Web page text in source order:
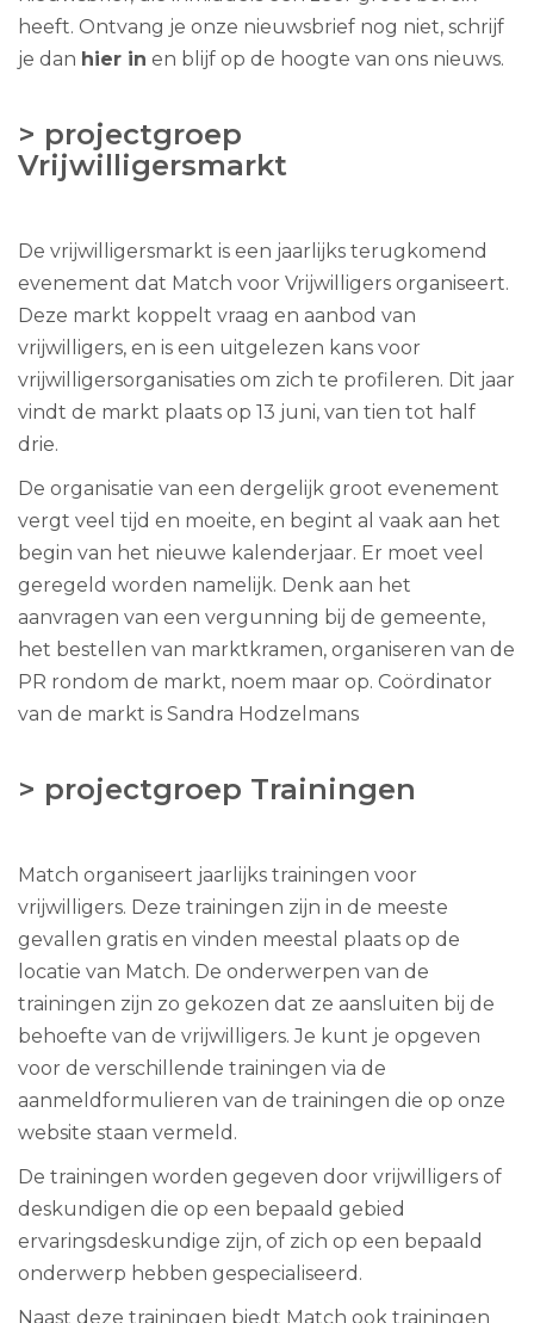
heeft. Ontvang je onze nieuwsbrief nog niet, schrijf
je dan hier in en blijf op de hoogte van ons nieuws.
> projectgroep
Vrijwilligersmarkt
De vrijwilligersmarkt is een jaarlijks terugkomend
evenement dat Match voor Vrijwilligers organiseert.
Deze markt koppelt vraag en aanbod van
vrijwilligers, en is een uitgelezen kans voor
vrijwilligersorganisaties om zich te profileren. Dit jaar
vindt de markt plaats op 13 juni, van tien tot half
drie.
De organisatie van een dergelijk groot evenement
vergt veel tijd en moeite, en begint al vaak aan het
begin van het nieuwe kalenderjaar. Er moet veel
geregeld worden namelijk. Denk aan het
aanvragen van een vergunning bij de gemeente,
het bestellen van marktkramen, organiseren van de
PR rondom de markt, noem maar op. Coördinator
van de markt is Sandra Hodzelmans
> projectgroep Trainingen
Match organiseert jaarlijks trainingen voor
vrijwilligers. Deze trainingen zijn in de meeste
gevallen gratis en vinden meestal plaats op de
locatie van Match. De onderwerpen van de
trainingen zijn zo gekozen dat ze aansluiten bij de
behoefte van de vrijwilligers. Je kunt je opgeven
voor de verschillende trainingen via de
aanmeldformulieren van de trainingen die op onze
website staan vermeld.
De trainingen worden gegeven door vrijwilligers of
deskundigen die op een bepaald gebied
ervaringsdeskundige zijn, of zich op een bepaald
onderwerp hebben gespecialiseerd.
Naast deze trainingen biedt Match ook trainingen